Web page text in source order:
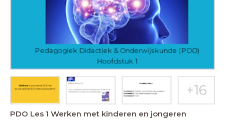
PDO Les 1 Werken met kinderen en jongeren